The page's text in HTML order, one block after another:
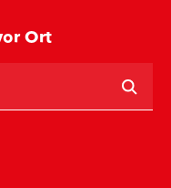
Ort